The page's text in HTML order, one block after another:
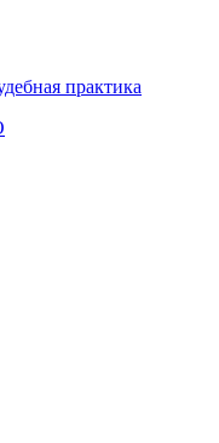
практика